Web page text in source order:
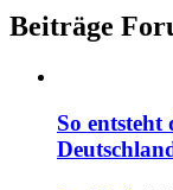
Beiträge
So entsteht